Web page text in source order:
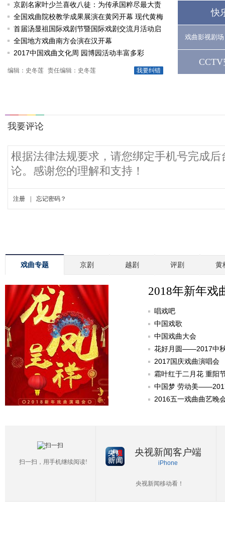
京剧名家叶少兰喜收八徒：为传承国粹尽最大责
任
全国戏曲院校教学成果展演在黄冈开幕 现代黄梅
戏《槐花谣》倾情..
首届汤显祖国际戏剧节暨国际戏剧交流月活动启
动
全国地方戏曲南方会演在汉开幕
2017中国戏曲文化周 园博园活动丰富多彩
我要纠错
编辑：史冬莲 责任编辑：史冬莲
快
戏曲影视剧场
戏曲专题 京剧 越剧 评剧 黄
2018年新年戏
唱戏吧
中国戏歌
中国戏曲大会
花好月圆——2017中
2017国庆戏曲演唱会
霜叶红于二月花 重阳
中国梦 劳动美
2016五一戏曲曲艺晚
扫一扫，用手机继续阅读!
央视新闻客户端
iPhone
央视新闻移动看！